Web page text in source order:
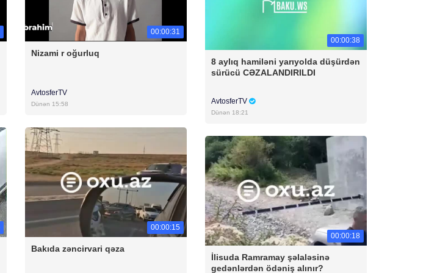
00:00:31
Nizami r oğurluq
AvtosferTV
Dünən 15:58
00:00:15
Bakıda zəncirvari qəza
00:00:38
8 aylıq hamiləni yarıyolda düşürdən
sürücü CƏZALANDIRILDI
AvtosferTV
Dünən 18:21
00:00:18
İlisuda Ramramay şəlaləsinə
gedənlərdən ödəniş alınır?